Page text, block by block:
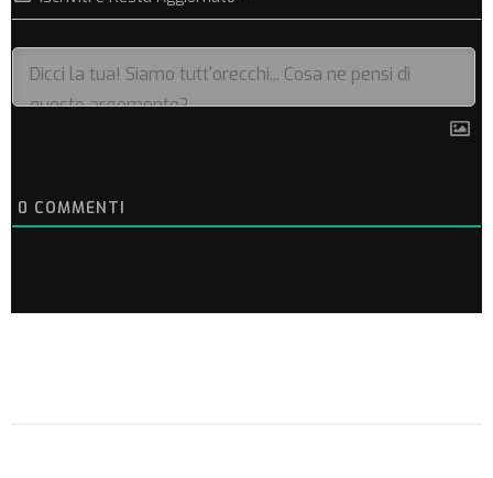
0 COMMENTI